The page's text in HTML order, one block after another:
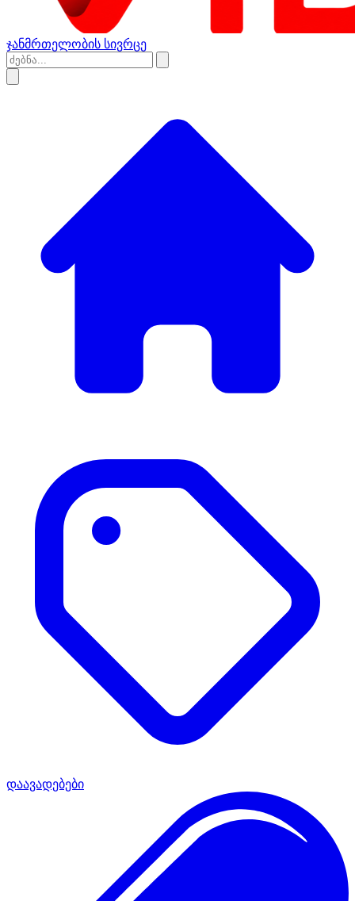
ჯანმრთელობის სივრცე
დაავადებები